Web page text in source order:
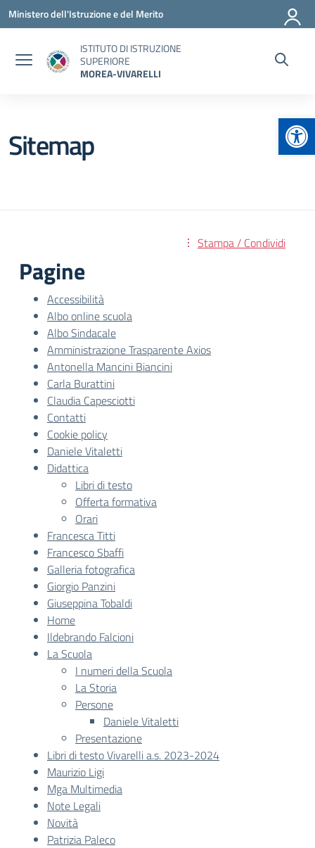
Vai ai contenuti
Vai al menu di navigazione
Vai al footer
Ministero dell'Istruzione e del Merito
ISTITUTO DI ISTRUZIONE
SUPERIORE
MOREA-VIVARELLI
Sitemap
Stampa / Condividi
Pagine
Accessibilità
Albo online scuola
Albo Sindacale
Amministrazione Trasparente Axios
Antonella Mancini Biancini
Carla Burattini
Claudia Capesciotti
Contatti
Cookie policy
Daniele Vitaletti
Didattica
Libri di testo
Offerta formativa
Orari
Francesca Titti
Francesco Sbaffi
Galleria fotografica
Giorgio Panzini
Giuseppina Tobaldi
Home
Ildebrando Falcioni
La Scuola
I numeri della Scuola
La Storia
Persone
Daniele Vitaletti
Presentazione
Libri di testo Vivarelli a.s. 2023-2024
Maurizio Ligi
Mga Multimedia
Note Legali
Novità
Patrizia Paleco